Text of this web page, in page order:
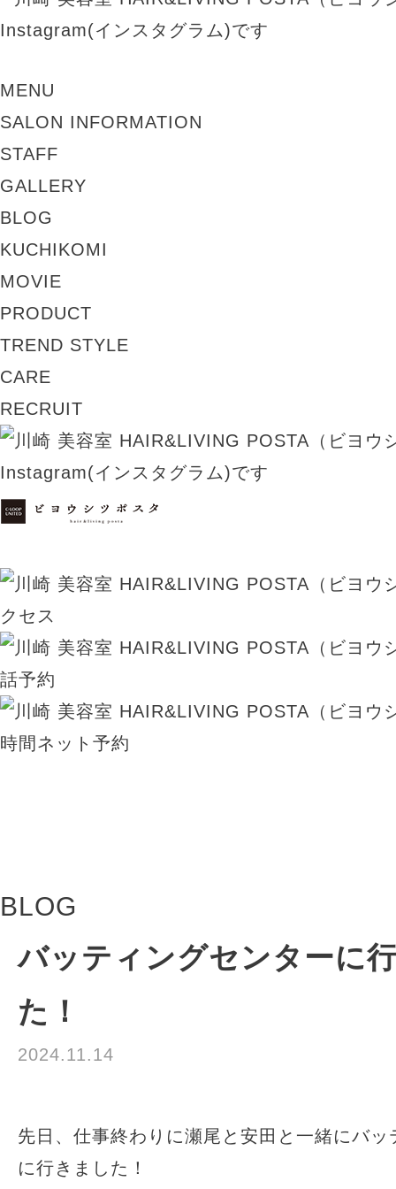
MENU
SALON INFORMATION
STAFF
GALLERY
BLOG
KUCHIKOMI
MOVIE
PRODUCT
TREND STYLE
CARE
RECRUIT
BLOG
バッティングセンターに
た！
2024.11.14
先日、仕事終わりに瀬尾と安田と一緒にバッ
に行きました！